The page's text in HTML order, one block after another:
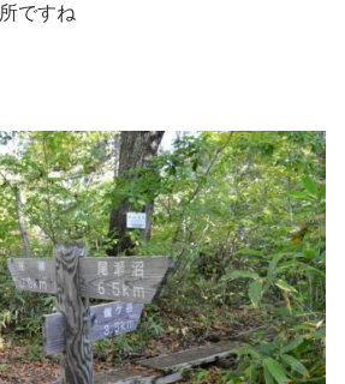
ですね